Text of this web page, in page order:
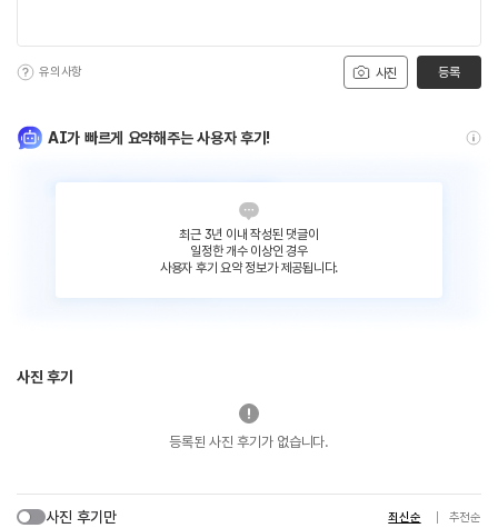
사진
유의사항 등록
AI가 빠르게 요약해주는 사용자 후기!
최근 3년 이내 작성된 댓글이
일정한 개수 이상인 경우
사용자 후기 요약 정보가 제공됩니다.
사진 후기
등록된 사진 후기가 없습니다.
사진 후기만 최신순 추천순